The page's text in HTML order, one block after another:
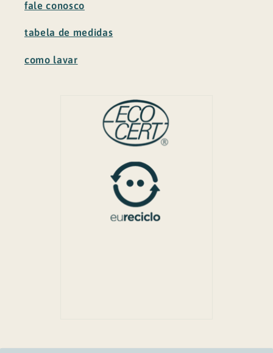
fale conosco
tabela de medidas
como lavar